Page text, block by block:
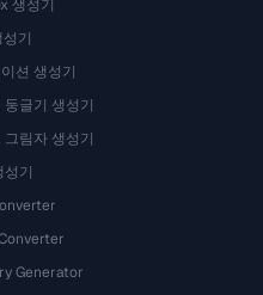
생성기
기
션 생성기
글기 생성기
림자 생성기
성기
Generator